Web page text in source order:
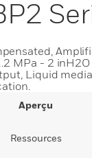
MPa - 2
Liquid
Aperçu
Ressources